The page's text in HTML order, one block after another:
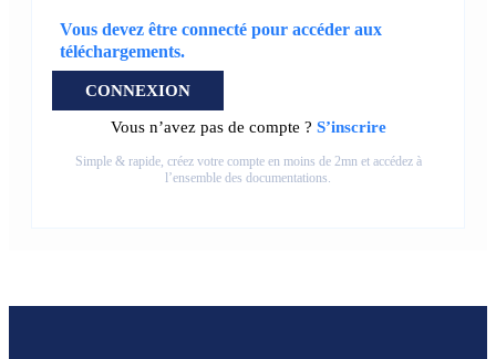
Vous devez être connecté pour accéder aux
téléchargements.
CONNEXION
Vous n’avez pas de compte ? S’inscrire
Simple & rapide, créez votre compte en moins de 2mn et accédez à
l’ensemble des documentations.